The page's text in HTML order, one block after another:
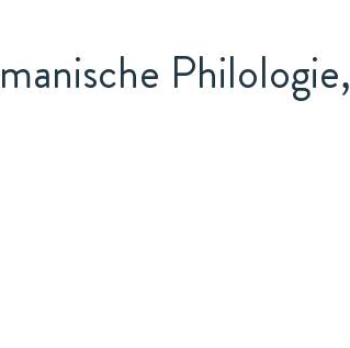
Philologie,